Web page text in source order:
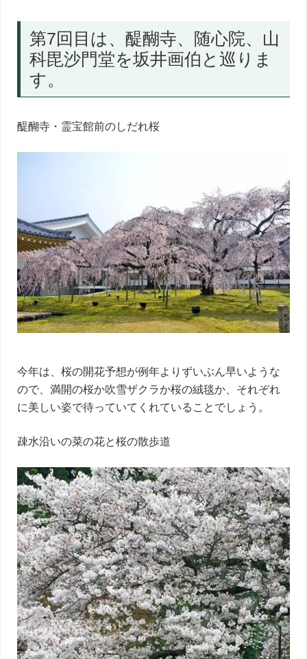
第7回目は、醍醐寺、随心院、山
科毘沙門堂を坂井画伯と巡りま
す。
醍醐寺・霊宝館前のしだれ桜
今年は、桜の開花予想が例年よりずいぶん早いような
ので、満開の桜か吹雪ザクラか桜の絨毯か、それぞれ
に美しい姿で待っていてくれていることでしょう。
疎水沿いの菜の花と桜の散歩道